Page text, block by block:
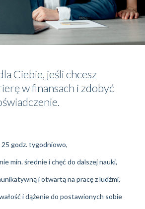
Ciebie, jeśli chcesz
w finansach i zdobyć
godz. tygodniowo,
min. średnie i chęć do dalszej nauki,
i otwartą na pracę z ludźmi,
i dążenie do postawionych sobie